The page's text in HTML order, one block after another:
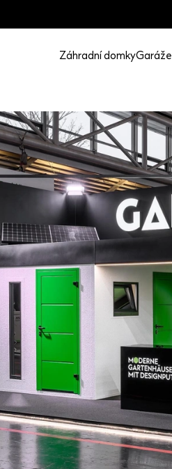
Záhradní domkyGaráže